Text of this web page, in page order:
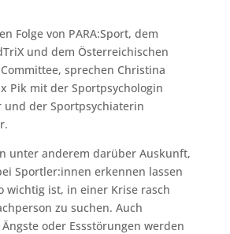
Folge von PARA:Sport, dem
und dem Österreichischen
sprechen Christina
Pik mit der Sportpsychologin
und der Sportpsychiaterin
unter anderem darüber Auskunft,
Sportler:innen erkennen lassen
wichtig ist, in einer Krise rasch
zu suchen. Auch
oder Essstörungen werden